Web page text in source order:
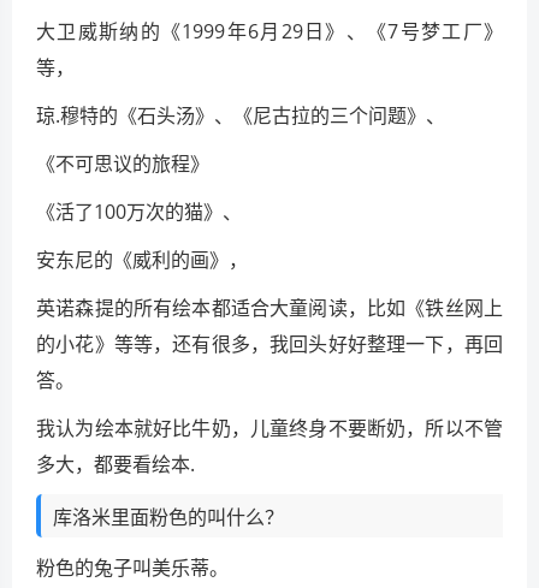
大卫威斯纳的《1999年6月29日》、《7号梦工厂》
等，
琼.穆特的《石头汤》、《尼古拉的三个问题》、
《不可思议的旅程》
《活了100万次的猫》、
安东尼的《威利的画》，
英诺森提的所有绘本都适合大童阅读，比如《铁丝网上
的小花》等等，还有很多，我回头好好整理一下，再回
答。
我认为绘本就好比牛奶，儿童终身不要断奶，所以不管
多大，都要看绘本.
库洛米里面粉色的叫什么？
粉色的兔子叫美乐蒂。